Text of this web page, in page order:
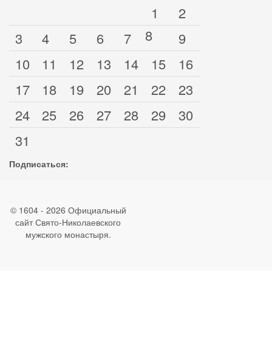
1
2
3
4 5 6 7 8
9
10
11 12 13 14 15
16
17
18 19 20 21 22
23
24
25 26 27 28 29
30
31
Подписаться:
© 1604 - 2026 Официальный
сайт Свято-Николаевского
мужского монастыря.